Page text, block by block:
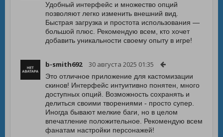
Удобный интерфейс и множество опций
позволяют легко изменить внешний вид.
Быстрая загрузка и простота использования —
большой плюс. Рекомендую всем, кто хочет
добавить уникальности своему опыту в игре!
b-smith692 30 августа 2025 01:35
Это отличное приложение для кастомизации
скинов! Интерфейс интуитивно понятен, много
доступных опций. Возможность сохранять и
делиться своими творениями - просто супер.
Иногда бывают мелкие баги, но в целом
впечатление положительное. Рекомендую всем
фанатам настройки персонажей!